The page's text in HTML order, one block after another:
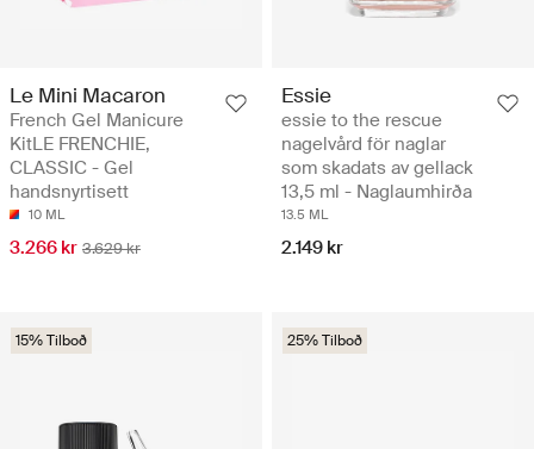
Le Mini Macaron
French Gel Manicure
KitLE FRENCHIE,
CLASSIC - Gel
handsnyrtisett
10 ML
3.266 kr 3.629 kr
Essie
essie to the rescue
nagelvård för naglar
som skadats av gellack
13,5 ml - Naglaumhirða
13.5 ML
2.149 kr
15% Tilboð 25% Tilboð